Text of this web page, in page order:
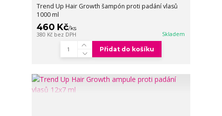
Trend Up Hair Growth šampón proti padání vlasů
1000 ml
460 Kč/ks
380 Kč bez DPH Skladem
Přidat do košíku